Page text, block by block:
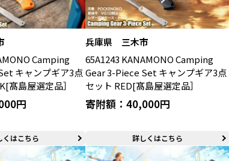
Camping
キャンプギア3点
島屋選定品］
円
くはこちら
兵庫県 三木市
65A1243 KANAMONO Camping
Gear 3-Piece Set キャンプギア3点
セット RED[髙島屋選定品］
寄附額：40,000円
詳しくはこちら